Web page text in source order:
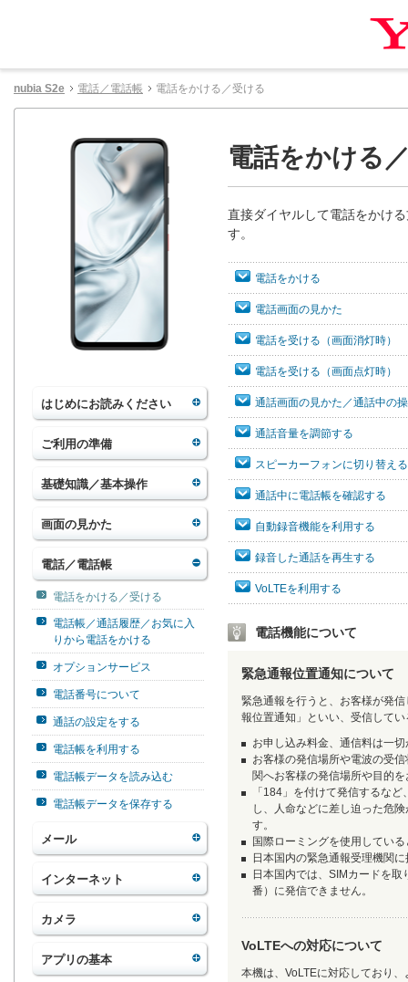
nubia S2e 電話／電話帳 電話をかける／受ける
はじめにお読みください
ご利用の準備
基礎知識／基本操作
画面の見かた
電話／電話帳
電話をかける／受ける
電話帳／通話履歴／お気に入
りから電話をかける
オプションサービス
電話番号について
通話の設定をする
電話帳を利用する
電話帳データを読み込む
電話帳データを保存する
メール
インターネット
カメラ
アプリの基本
電話をかける
直接ダイヤルして電話をかけ
す。
電話をかける
電話画面の見かた
電話を受ける（画面消灯時）
電話を受ける（画面点灯時）
通話画面の見かた／通話中の
通話音量を調節する
スピーカーフォンに切り替える
通話中に電話帳を確認する
自動録音機能を利用する
録音した通話を再生する
VoLTEを利用する
電話機能について
緊急通報位置通知について
緊急通報を行うと、お客様が発
報位置通知」といい、受信して
お申し込み料金、通信料は一
お客様の発信場所や電波の受
関へお客様の発信場所や目的
「184」を付けて発信するな
し、人命などに差し迫った危
す。
国際ローミングを使用してい
日本国内の緊急通報受理機関
日本国内では、SIMカードを
番）に発信できません。
VoLTEへの対応について
本機は、VoLTEに対応しており